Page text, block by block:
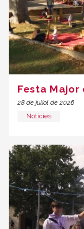
Festa Major
28 de juliol de 2026
Notícies